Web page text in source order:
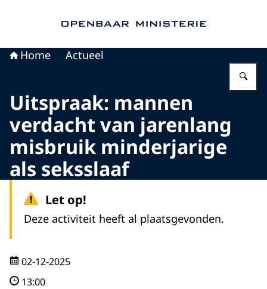
Home Actueel
Uitspraak: mannen
verdacht van jarenlang
misbruik minderjarige
als seksslaaf
Let op!
Deze activiteit heeft al plaatsgevonden.
02-12-2025
13:00